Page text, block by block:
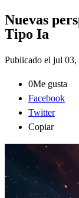
Nuevas
Tipo Ia
Publicado el jul 03,
0Me gusta
Facebook
Twitter
Copiar